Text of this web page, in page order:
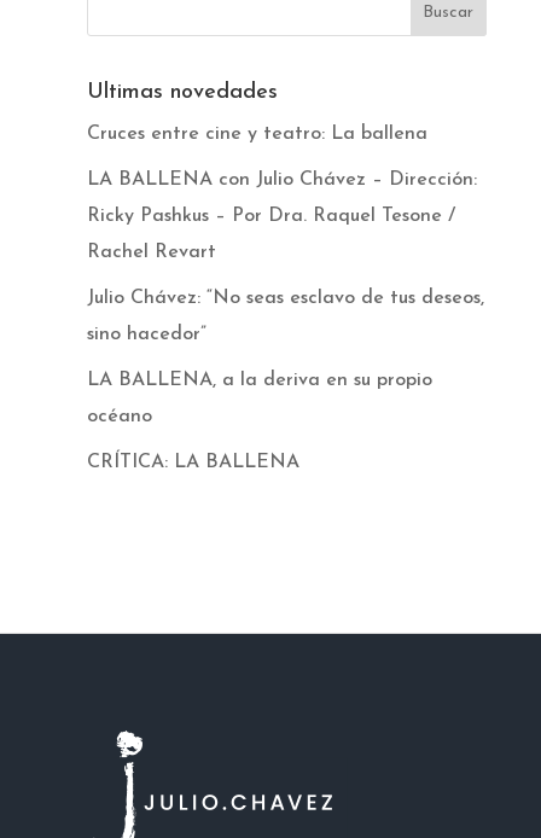
Ultimas novedades
Cruces entre cine y teatro: La ballena
LA BALLENA con Julio Chávez – Dirección:
Ricky Pashkus – Por Dra. Raquel Tesone /
Rachel Revart
Julio Chávez: “No seas esclavo de tus deseos,
sino hacedor”
LA BALLENA, a la deriva en su propio
océano
CRÍTICA: LA BALLENA